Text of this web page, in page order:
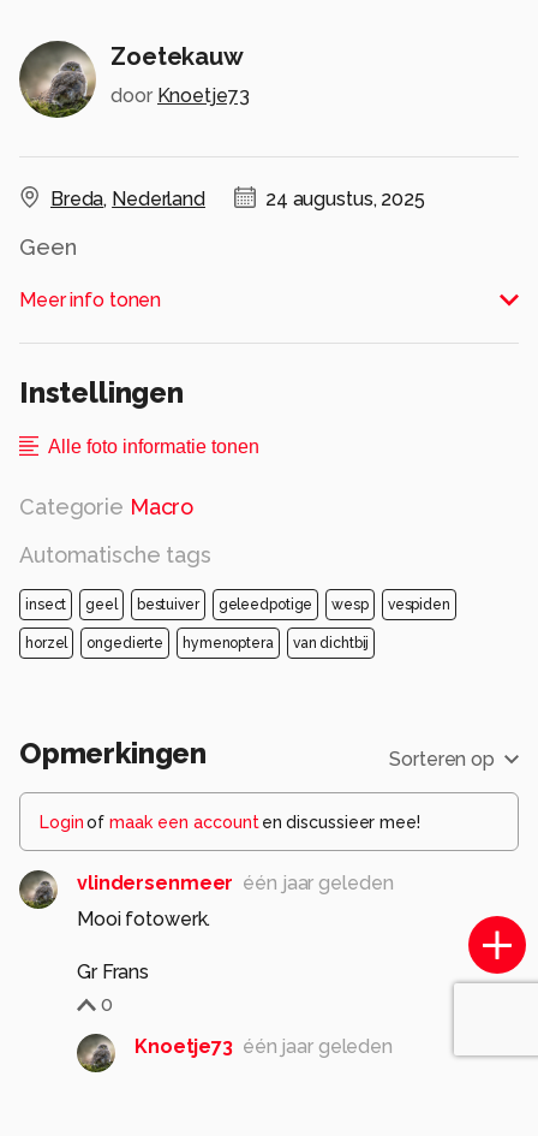
Zoetekauw
door Knoetje73
Breda, Nederland 24 augustus, 2025
Geen
Alle rechten voorbehouden
Meer info tonen
Instellingen
Alle foto informatie tonen
Categorie Macro
Automatische tags
insect geel bestuiver geleedpotige wesp vespiden
horzel ongedierte hymenoptera van dichtbij
Opmerkingen Sorteren op
Loginof maak een account en discussieer mee!
vlindersenmeer één jaar geleden
Mooi fotowerk.
Gr Frans
0
Knoetje73 één jaar geleden